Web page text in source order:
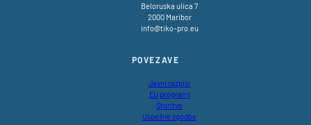
Beloruska ulica 7
2000 Maribor
info@tiko-pro.eu
POVEZAVE
Javni razpisi
EU programi
Storitve
Uspešne zgodbe